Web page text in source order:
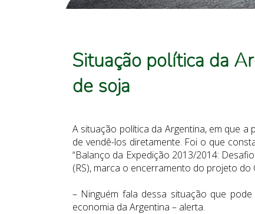
Situação política da
de soja
A situação política da Argentina, em que
de vendê-los diretamente. Foi o que
“Balanço da Expedição 2013/2014:
(RS), marca o encerramento do projeto do
– Ninguém fala dessa situação que
economia da Argentina – alerta.